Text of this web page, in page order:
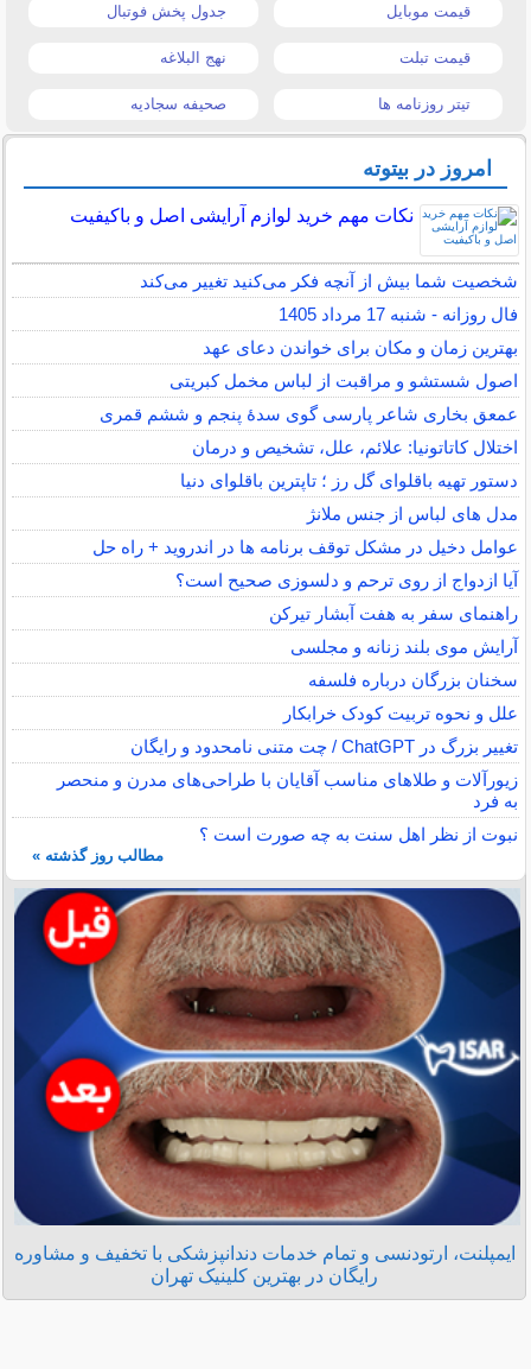
قیمت موبایل جدول پخش فوتبال
قیمت تبلت نهج البلاغه
تیتر روزنامه ها صحیفه سجادیه
امروز در بیتوته
نکات مهم خرید لوازم آرایشی اصل و باکیفیت
شخصیت شما بیش از آنچه فکر می‌کنید تغییر می‌کند
فال روزانه - شنبه 17 مرداد 1405
بهترین زمان و مکان برای خواندن دعای عهد
اصول شستشو و مراقبت از لباس مخمل کبریتی
عمعق بخاری شاعر پارسی گوی سدهٔ پنجم و ششم قمری
اختلال کاتاتونیا: علائم، علل، تشخیص و درمان
دستور تهیه باقلوای گل رز ؛ تاپترین باقلوای دنیا
مدل های لباس از جنس ملانژ
عوامل دخیل در مشکل توقف برنامه ها در اندروید + راه حل
آیا ازدواج از روی ترحم و دلسوزی صحیح است؟
راهنمای سفر به هفت آبشار تیرکن
آرایش موی بلند زنانه و مجلسی
سخنان بزرگان درباره فلسفه
علل و نحوه تربیت کودک خرابکار
تغییر بزرگ در ChatGPT / چت متنی نامحدود و رایگان
زیورآلات و طلاهای مناسب آقایان با طراحی‌های مدرن و منحصر
به فرد
نبوت از نظر اهل سنت به چه صورت است ؟
مطالب روز گذشته »
ایمپلنت، ارتودنسی و تمام خدمات دندانپزشکی با تخفیف و مشاوره
رایگان در بهترین کلینیک تهران